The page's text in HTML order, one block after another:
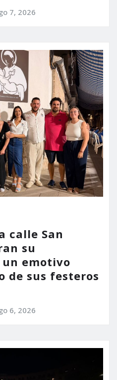
7, 2026
calle San
su
emotivo
de sus festeros
6, 2026